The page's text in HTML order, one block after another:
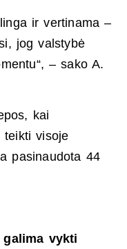
ir vertinama –
jog valstybė
– sako A.
kai
teikti visoje
pasinaudota 44
vykti